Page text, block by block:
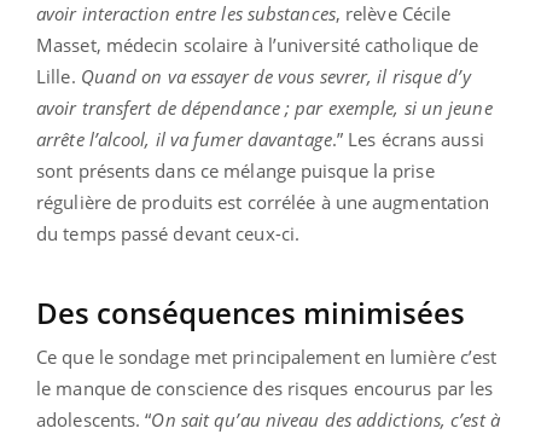
avoir interaction entre les substances, relève Cécile
Masset, médecin scolaire à l’université catholique de
Lille. Quand on va essayer de vous sevrer, il risque d’y
avoir transfert de dépendance ; par exemple, si un jeune
arrête l’alcool, il va fumer davantage.” Les écrans aussi
sont présents dans ce mélange puisque la prise
régulière de produits est corrélée à une augmentation
du temps passé devant ceux-ci.
Des conséquences minimisées
Ce que le sondage met principalement en lumière c’est
le manque de conscience des risques encourus par les
adolescents. “On sait qu’au niveau des addictions, c’est à